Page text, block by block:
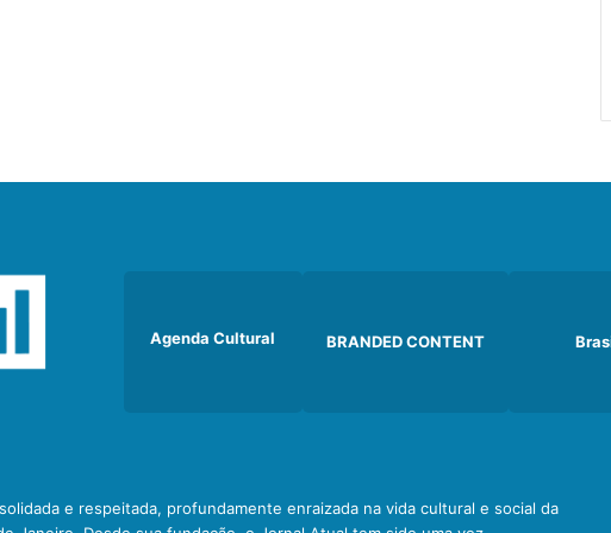
Agenda Cultural BRANDED CONTENT
e respeitada, profundamente enraizada na vida cultural e social da